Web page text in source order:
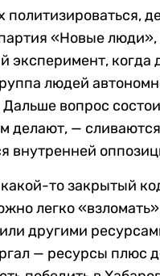
«Новые
эксперимент, когда
людей
вопрос
делают, —
внутренней
то закрытый
легко
другими
— ресурсы плюс